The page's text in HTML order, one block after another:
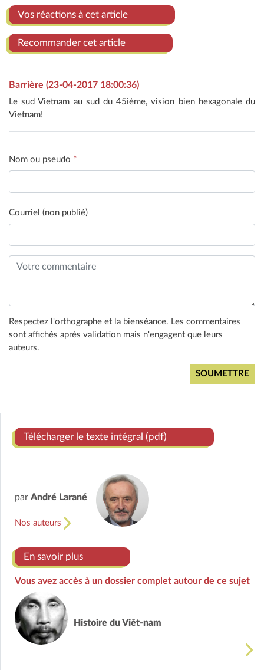
Vos réactions à cet article
Recommander cet article
Barrière (23-04-2017 18:00:36)
Le sud Vietnam au sud du 45ième, vision bien hexagonale du
Vietnam!
Nom ou pseudo *
Courriel (non publié)
Respectez l'orthographe et la bienséance. Les commentaires
sont affichés après validation mais n'engagent que leurs
auteurs.
Télécharger le texte intégral (pdf)
par André Larané
Nos auteurs
En savoir plus
Vous avez accès à un dossier complet autour de ce sujet
Histoire du Viêt-nam